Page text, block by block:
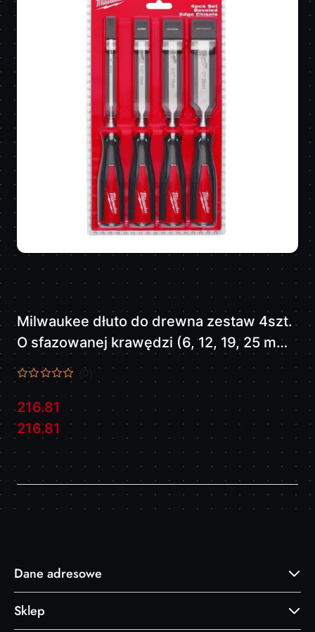
Milwaukee dłuto do drewna zestaw 4szt.
O sfazowanej krawędzi (6, 12, 19, 25 mm)
4932479897
(0)
Cena:
216.81
Cena:
216.81
Dane adresowe
Sklep